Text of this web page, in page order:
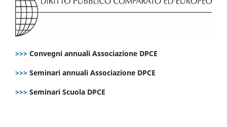
>>> Convegni annuali Associazione DPCE
>>> Seminari annuali Associazione DPCE
>>> Seminari Scuola DPCE